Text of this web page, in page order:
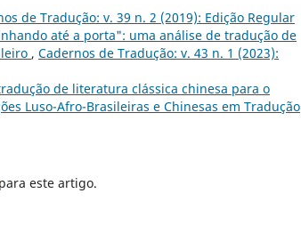
de Tradução: v. 39 n. 2 (2019): Edição Regular
até a porta": uma análise de tradução de
, Cadernos de Tradução: v. 43 n. 1 (2023):
de literatura clássica chinesa para o
Luso-Afro-Brasileiras e Chinesas em Tradução
para este artigo.